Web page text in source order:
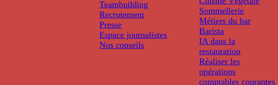
Teambuilding
Recrutement
Presse
Espace journalistes
Nos conseils
Sommellerie
Métiers du bar
Barista
IA dans la
restauration
Réaliser les
opérations
comptables courantes